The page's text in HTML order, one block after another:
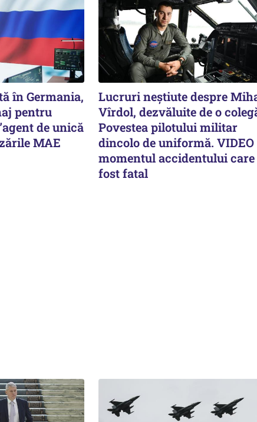
în Germania,
pentru
de unică
MAE
Lucruri neștiute despre
Vîrdol, dezvăluite de o
Povestea pilotului militar
dincolo de uniformă. VIDEO
momentul accidentului
fost fatal